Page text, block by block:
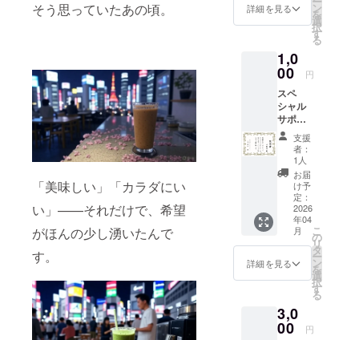
そう思っていたあの頃。
「美味しい」「カラダにい
い」——それだけで、希望
がほんの少し湧いたんで
す。
たち
に、ス
ムー
ジーの
力で日
本を元
気にし
ていき
ます。
詳細を見る ン
を
選
択
す
る
1,0
00 円
スペ
シャル
サポー
ター証
明書を
メール
にてお
送り致
しま
す。
支援
者：
1人
お届
け予
定：
2026
年04
月
詳細を見る
こ
の
リ
タ
ー
ン
を
選
択
す
る
3,0
00 円